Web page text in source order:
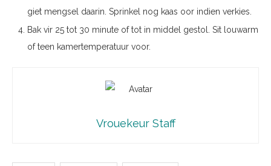
giet mengsel daarin. Sprinkel nog kaas oor indien verkies.
Bak vir 25 tot 30 minute of tot in middel gestol. Sit louwarm
of teen kamertemperatuur voor.
Vrouekeur Staff